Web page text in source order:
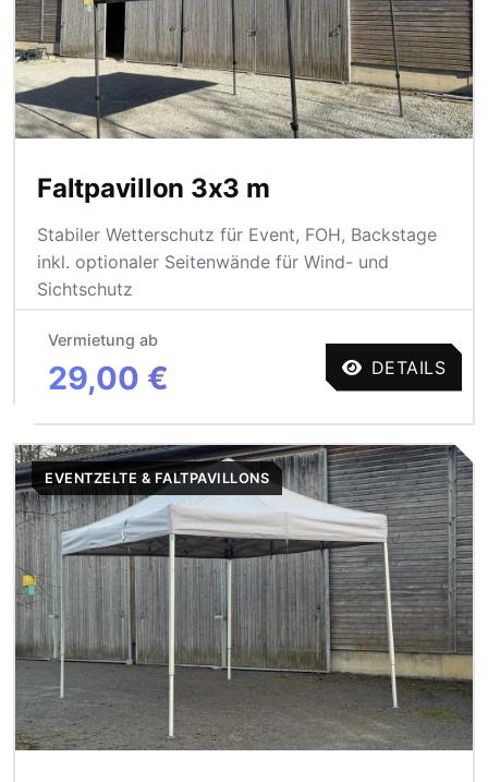
Faltpavillon 3x3 m
Stabiler Wetterschutz für Event, FOH, Backstage
inkl. optionaler Seitenwände für Wind- und
Sichtschutz
Vermietung ab
29,00 € DETAILS
EVENTZELTE & FALTPAVILLONS